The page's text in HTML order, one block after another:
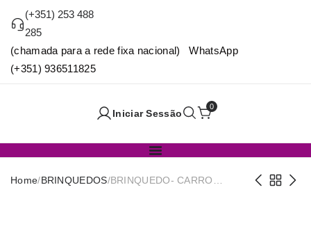
(+351) 253 488
285
(chamada para a rede fixa nacional) WhatsApp
(+351) 936511825
Iniciar Sessão
0
Home/BRINQUEDOS/BRINQUEDO- CARRO